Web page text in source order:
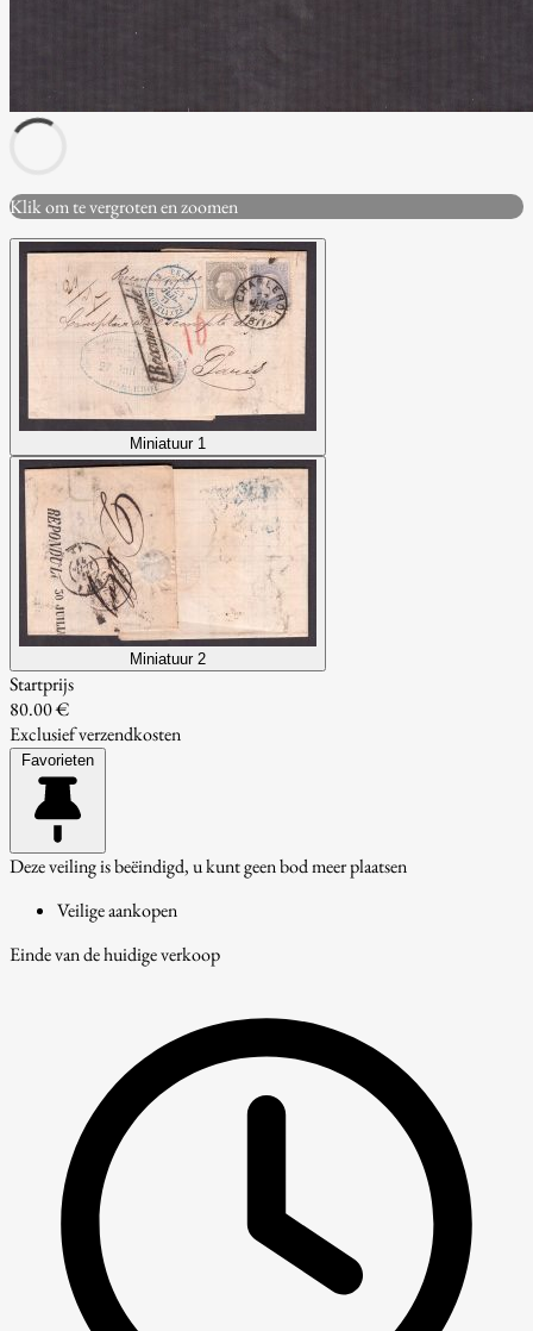
Klik om te vergroten en zoomen
Miniatuur 1
Miniatuur 2
Startprijs
80.00 €
Exclusief verzendkosten
Favorieten
Deze veiling is beëindigd, u kunt geen bod meer plaatsen
Veilige aankopen
Einde van de huidige verkoop